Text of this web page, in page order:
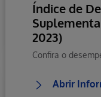
Índice de
2023)
Abrir